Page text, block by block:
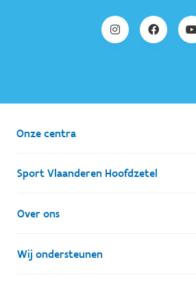
Onze centra
Sport Vlaanderen Hoofdzetel
Simon Bolivarlaan 17
1000 Brussel
Ondernemingsnummer: BE 0248.142.826
Over ons
Wie zijn we, wat doen we
Onze centra
Wij ondersteunen